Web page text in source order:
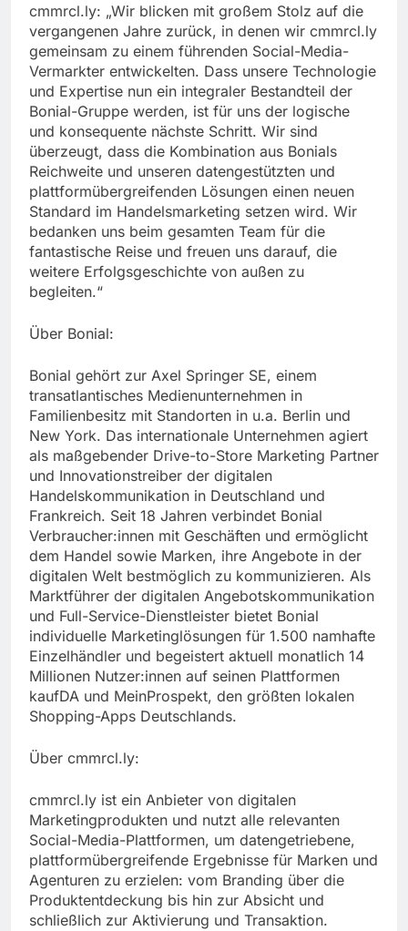
cmmrcl.ly: „Wir blicken mit großem Stolz auf die
vergangenen Jahre zurück, in denen wir cmmrcl.ly
gemeinsam zu einem führenden Social-Media-
Vermarkter entwickelten. Dass unsere Technologie
und Expertise nun ein integraler Bestandteil der
Bonial-Gruppe werden, ist für uns der logische
und konsequente nächste Schritt. Wir sind
überzeugt, dass die Kombination aus Bonials
Reichweite und unseren datengestützten und
plattformübergreifenden Lösungen einen neuen
Standard im Handelsmarketing setzen wird. Wir
bedanken uns beim gesamten Team für die
fantastische Reise und freuen uns darauf, die
weitere Erfolgsgeschichte von außen zu
begleiten.“
Über Bonial:
Bonial gehört zur Axel Springer SE, einem
transatlantisches Medienunternehmen in
Familienbesitz mit Standorten in u.a. Berlin und
New York. Das internationale Unternehmen agiert
als maßgebender Drive-to-Store Marketing Partner
und Innovationstreiber der digitalen
Handelskommunikation in Deutschland und
Frankreich. Seit 18 Jahren verbindet Bonial
Verbraucher:innen mit Geschäften und ermöglicht
dem Handel sowie Marken, ihre Angebote in der
digitalen Welt bestmöglich zu kommunizieren. Als
Marktführer der digitalen Angebotskommunikation
und Full-Service-Dienstleister bietet Bonial
individuelle Marketinglösungen für 1.500 namhafte
Einzelhändler und begeistert aktuell monatlich 14
Millionen Nutzer:innen auf seinen Plattformen
kaufDA und MeinProspekt, den größten lokalen
Shopping-Apps Deutschlands.
Über cmmrcl.ly:
cmmrcl.ly ist ein Anbieter von digitalen
Marketingprodukten und nutzt alle relevanten
Social-Media-Plattformen, um datengetriebene,
plattformübergreifende Ergebnisse für Marken und
Agenturen zu erzielen: vom Branding über die
Produktentdeckung bis hin zur Absicht und
schließlich zur Aktivierung und Transaktion.